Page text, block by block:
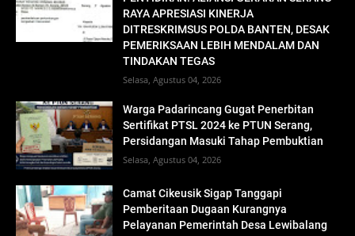
RAYA APRESIASI KINERJA
DITRESKRIMSUS POLDA BANTEN, DESAK
PEMERIKSAAN LEBIH MENDALAM DAN
TINDAKAN TEGAS
Selasa, Agustus 04, 2026
Warga Padarincang Gugat Penerbitan
Sertifikat PTSL 2024 ke PTUN Serang,
Persidangan Masuki Tahap Pembuktian
Selasa, Agustus 04, 2026
Camat Cikeusik Sigap Tanggapi
Pemberitaan Dugaan Kurangnya
Pelayanan Pemerintah Desa Lewibalang